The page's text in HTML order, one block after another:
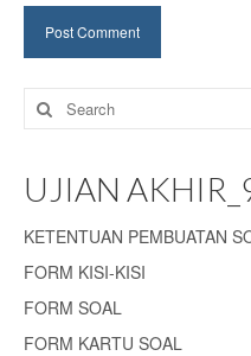
Search
for:
UJIAN
KETENTUAN PEMBUATAN
FORM KISI-KISI
FORM SOAL
FORM KARTU SOAL